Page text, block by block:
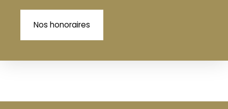
Nos honoraires